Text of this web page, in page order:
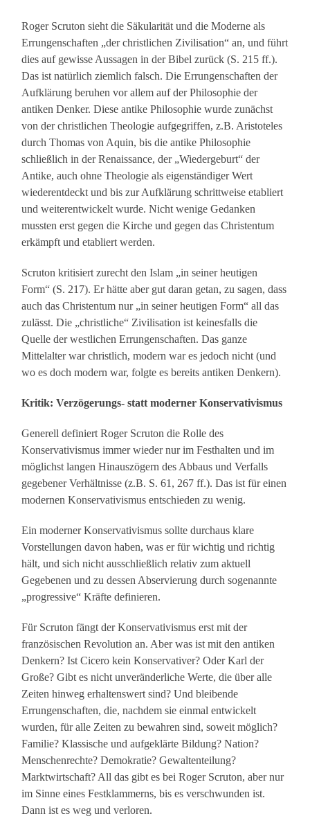
Roger Scruton sieht die Säkularität und die Moderne als
Errungenschaften „der christlichen Zivilisation“ an, und führt
dies auf gewisse Aussagen in der Bibel zurück (S. 215 ff.).
Das ist natürlich ziemlich falsch. Die Errungenschaften der
Aufklärung beruhen vor allem auf der Philosophie der
antiken Denker. Diese antike Philosophie wurde zunächst
von der christlichen Theologie aufgegriffen, z.B. Aristoteles
durch Thomas von Aquin, bis die antike Philosophie
schließlich in der Renaissance, der „Wiedergeburt“ der
Antike, auch ohne Theologie als eigenständiger Wert
wiederentdeckt und bis zur Aufklärung schrittweise etabliert
und weiterentwickelt wurde. Nicht wenige Gedanken
mussten erst gegen die Kirche und gegen das Christentum
erkämpft und etabliert werden.
Scruton kritisiert zurecht den Islam „in seiner heutigen
Form“ (S. 217). Er hätte aber gut daran getan, zu sagen, dass
auch das Christentum nur „in seiner heutigen Form“ all das
zulässt. Die „christliche“ Zivilisation ist keinesfalls die
Quelle der westlichen Errungenschaften. Das ganze
Mittelalter war christlich, modern war es jedoch nicht (und
wo es doch modern war, folgte es bereits antiken Denkern).
Kritik: Verzögerungs- statt moderner Konservativismus
Generell definiert Roger Scruton die Rolle des
Konservativismus immer wieder nur im Festhalten und im
möglichst langen Hinauszögern des Abbaus und Verfalls
gegebener Verhältnisse (z.B. S. 61, 267 ff.). Das ist für einen
modernen Konservativismus entschieden zu wenig.
Ein moderner Konservativismus sollte durchaus klare
Vorstellungen davon haben, was er für wichtig und richtig
hält, und sich nicht ausschließlich relativ zum aktuell
Gegebenen und zu dessen Abservierung durch sogenannte
„progressive“ Kräfte definieren.
Für Scruton fängt der Konservativismus erst mit der
französischen Revolution an. Aber was ist mit den antiken
Denkern? Ist Cicero kein Konservativer? Oder Karl der
Große? Gibt es nicht unveränderliche Werte, die über alle
Zeiten hinweg erhaltenswert sind? Und bleibende
Errungenschaften, die, nachdem sie einmal entwickelt
wurden, für alle Zeiten zu bewahren sind, soweit möglich?
Familie? Klassische und aufgeklärte Bildung? Nation?
Menschenrechte? Demokratie? Gewaltenteilung?
Marktwirtschaft? All das gibt es bei Roger Scruton, aber nur
im Sinne eines Festklammerns, bis es verschwunden ist.
Dann ist es weg und verloren.